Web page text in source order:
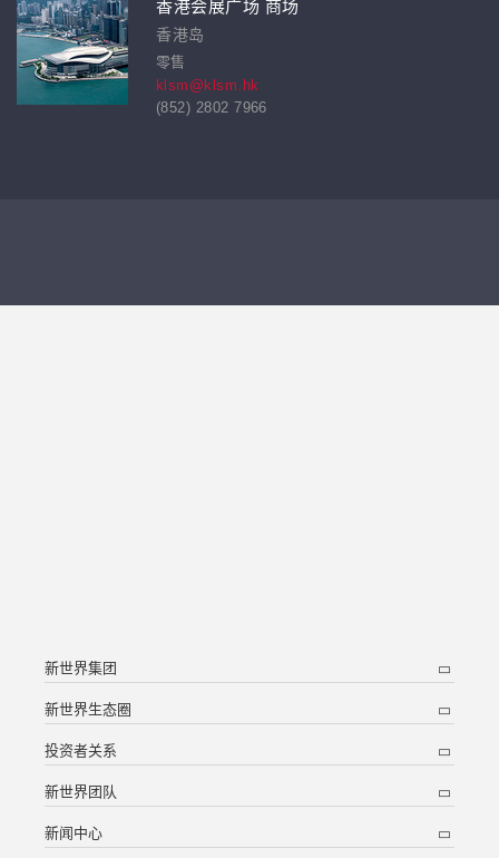
香港会展广场 商场
香港岛
零售
klsm@klsm.hk
(852) 2802 7966
新世界集团
新世界生态圈
投资者关系
新世界团队
新闻中心